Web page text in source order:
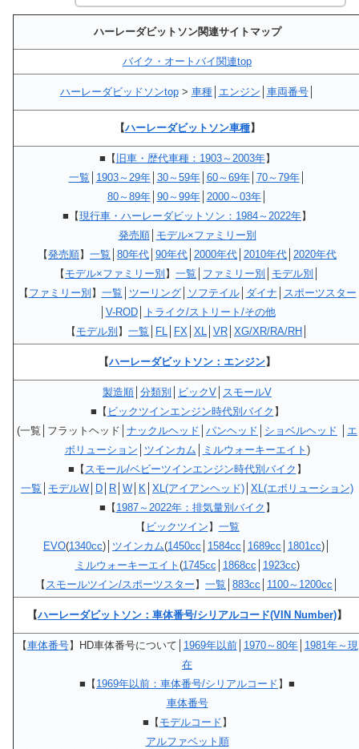
ハーレーダビットソン関連サイトマップ
バイク・オートバイ関連top
ハーレーダビッドソンtop> 車種│ エンジン 車両番号│
【ハーレーダビットソン車種】
■【 旧車・歴代車種：1903～2003年】
一覧
1903～29年│ 30～59年│ 60～69年│ 70～79年│
80～89年│ 90～99年│ 2000～03年│
■【現行車・ハーレーダビットソン：1984～2022年】
発売順│ モデル×ファミリー別
【発売順】 一覧 80年代 90年代 2000年代 2010年代 2020年代
【 モデル×ファミリー別 】 一覧 ファミリー別 モデル別
【 ファミリー別 】 一覧 ツーリング│ ソフテイル│ ダイナ
スポーツスター
V-ROD│
トライク/ストリート/その他
【 モデル別 】 一覧 FL FX XL VR XG/XR/RA/RH
【ハーレーダビットソン：エンジン】
製造順 分類別 ビックV スモールV
■【 ビックツインエンジン時代別バイク 】
(一覧│フラットヘッド│ ナックルヘッド パンヘッド ショベルヘッド
エ
ボリューション
ツインカム ミルウォーキーエイト )
■【 スモール/ベビーツインエンジン時代別バイク 】
一覧
モデルW D R W K XL(アイアンヘッド) XL(エボリューション)
■【 1987～2022年：排気量別バイク 】
【 ビックツイン 】 一覧
EVO(1340cc)│ ツインカム(1450cc 1584cc 1689cc 1801cc)│
ミルウォーキーエイト (1745cc 1868cc 1923cc)
【 スモールツイン/スポーツスター 】 一覧 883cc 1100～1200cc
【ハーレーダビットソン：車体番号/シリアルコード(VIN Number)】
【車体番号】HD車体番号について│ 1969年以前│ 1970～80年│ 1981年～現
在
■【 1969年以前：車体番号/シリアルコード 】■
車体番号
■【 モデルコード 】
アルファベット順